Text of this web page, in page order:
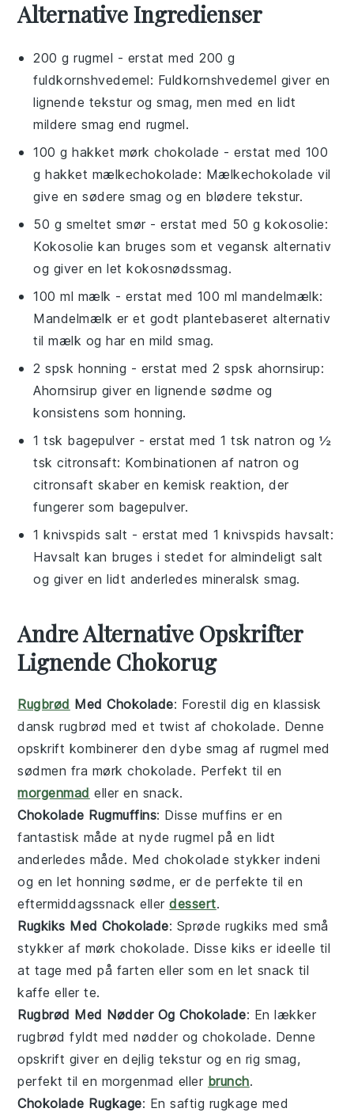
Alternative Ingredienser
200 g rugmel - erstat med200 g
fuldkornshvedemel: Fuldkornshvedemel giver en
lignende tekstur og smag, men med en lidt
mildere smag end rugmel.
100 g hakket mørk chokolade - erstat med 100
g hakket mælkechokolade: Mælkechokolade vil
give en sødere smag og en blødere tekstur.
50 g smeltet smør - erstat med 50 g kokosolie:
Kokosolie kan bruges som et vegansk alternativ
og giver en let kokosnødssmag.
100 ml mælk - erstat med 100 ml mandelmælk:
Mandelmælk er et godt plantebaseret alternativ
til mælk og har en mild smag.
2 spsk honning - erstat med2 spsk ahornsirup:
Ahornsirup giver en lignende sødme og
konsistens som honning.
1 tsk bagepulver - erstat med1 tsk natron og ½
tsk citronsaft: Kombinationen af natron og
citronsaft skaber en kemisk reaktion, der
fungerer som bagepulver.
1 knivspids salt - erstat med1 knivspids havsalt:
Havsalt kan bruges i stedet for almindeligt salt
og giver en lidt anderledes mineralsk smag.
Andre Alternative Opskrifter
Lignende Chokorug
Rugbrød Med Chokolade: Forestil dig en klassisk
danskrugbrød med et twist afchokolade. Denne
opskrift kombinerer den dybe smag af rugmel med
sødmen fra mørk chokolade. Perfekt til en
morgenmad eller en snack.
Chokolade Rugmuffins: Dissemuffins er en
fantastisk måde at nyderugmel på en lidt
anderledes måde. Med chokolade stykker indeni
og en lethonning sødme, er de perfekte til en
eftermiddagssnack ellerdessert.
Rugkiks Med Chokolade: Sprøderugkiks med små
stykker af mørk chokolade. Disse kiks er ideelle til
at tage med på farten eller som en let snack til
kaffe ellerte.
Rugbrød Med Nødder Og Chokolade: En lækker
rugbrød fyldt mednødder ogchokolade. Denne
opskrift giver en dejlig tekstur og en rig smag,
perfekt til en morgenmad eller brunch.
Chokolade Rugkage: En saftig rugkage med